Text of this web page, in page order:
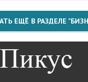
ЕЩЁ В РАЗДЕЛЕ